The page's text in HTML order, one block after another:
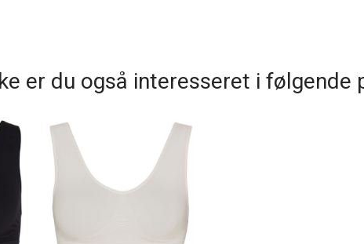
er du også interesseret i følgende